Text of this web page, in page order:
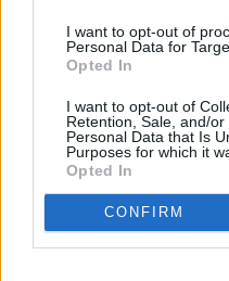
I want to opt-out of
Personal Data for
Opted In
I want to opt-out of
Retention, Sale, and/
Personal Data that Is
Purposes for which it
Opted In
CONFIRM